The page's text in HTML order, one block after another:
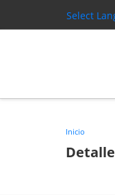
Select
Inicio